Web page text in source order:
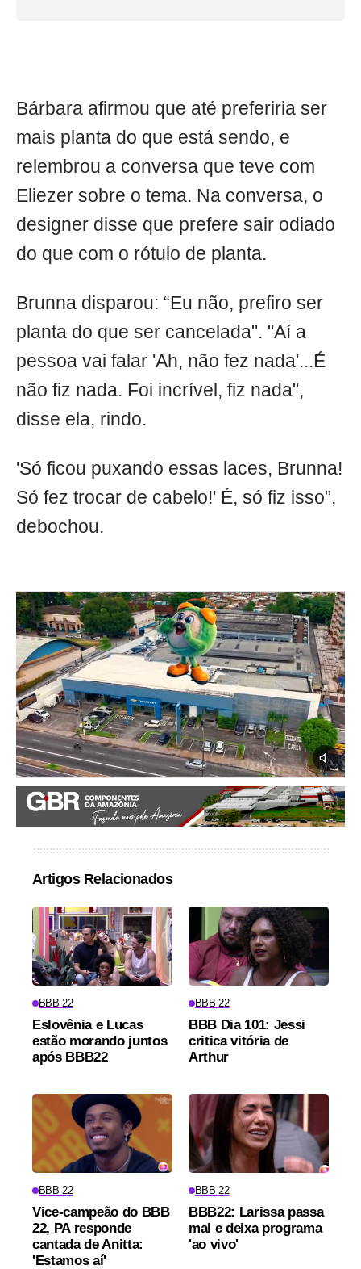
Bárbara afirmou que até preferiria ser
mais planta do que está sendo, e
relembrou a conversa que teve com
Eliezer sobre o tema. Na conversa, o
designer disse que prefere sair odiado
do que com o rótulo de planta.
Brunna disparou: “Eu não, prefiro ser
planta do que ser cancelada". "Aí a
pessoa vai falar 'Ah, não fez nada'...É
não fiz nada. Foi incrível, fiz nada",
disse ela, rindo.
'Só ficou puxando essas laces, Brunna!
Só fez trocar de cabelo!' É, só fiz isso”,
debochou.
Artigos Relacionados
BBB 22
Eslovênia e Lucas
estão morando juntos
após BBB22
BBB 22
BBB Dia 101: Jessi
critica vitória de
Arthur
BBB 22
Vice-campeão do BBB
22, PA responde
cantada de Anitta:
'Estamos aí'
BBB 22
BBB22: Larissa passa
mal e deixa programa
'ao vivo'